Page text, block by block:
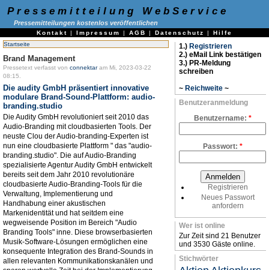
Pressemitteilung WebService
Pressemitteilungen kostenlos veröffentlichen
Kontakt | Impressum | AGB | Datenschutz | Hilfe
Startseite
Brand Management
Pressetext verfasst von connektaram Mi, 2023-03-22
08:15.
Die audity GmbH präsentiert innovative
modulare Brand-Sound-Plattform: audio-
branding.studio
Die Audity GmbH revolutioniert seit 2010 das
Audio-Branding mit cloudbasierten Tools. Der
neuste Clou der Audio-branding-Experten ist
nun eine cloudbasierte Plattform " das "audio-
branding.studio". Die auf Audio-Branding
spezialisierte Agentur Audity GmbH entwickelt
bereits seit dem Jahr 2010 revolutionäre
cloudbasierte Audio-Branding-Tools für die
Verwaltung, Implementierung und
Handhabung einer akustischen
Markenidentität und hat seitdem eine
wegweisende Position im Bereich "Audio
Branding Tools" inne. Diese browserbasierten
Musik-Software-Lösungen ermöglichen eine
konsequente Integration des Brand-Sounds in
allen relevanten Kommunikationskanälen und
1.) Registrieren
2.) eMail Link bestätigen
3.) PR-Meldung
schreiben
~ Reichweite ~
Benutzeranmeldung
Benutzername: *
Passwort: *
Registrieren
Neues Passwort
anfordern
Wer ist online
Zur Zeit sind 21 Benutzer
und 3530 Gäste online.
Stichwörter